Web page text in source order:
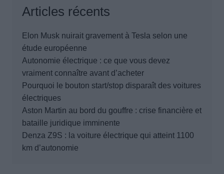
Articles récents
Elon Musk nuirait gravement à Tesla selon une
étude européenne
Autonomie électrique : ce que vous devez
vraiment connaître avant d’acheter
Pourquoi le bouton start/stop disparaît des voitures
électriques
Aston Martin au bord du gouffre : crise financière et
bataille juridique imminente
Denza Z9S : la voiture électrique qui atteint 1100
km d’autonomie